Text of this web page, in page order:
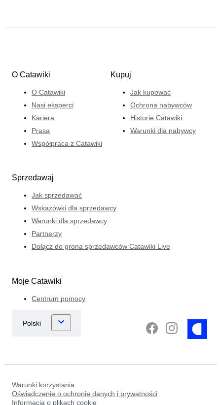
O Catawiki
O Catawiki
Nasi eksperci
Kariera
Prasa
Współpraca z Catawiki
Kupuj
Jak kupować
Ochrona nabywców
Historie Catawiki
Warunki dla nabywcy
Sprzedawaj
Jak sprzedawać
Wskazówki dla sprzedawcy
Warunki dla sprzedawcy
Partnerzy
Dołącz do grona sprzedawców Catawiki Live
Moje Catawiki
Centrum pomocy
Warunki korzystania
Oświadczenie o ochronie danych i prywatności
Informacja o plikach cookie